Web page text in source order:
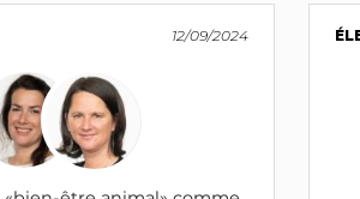
12/09/2024